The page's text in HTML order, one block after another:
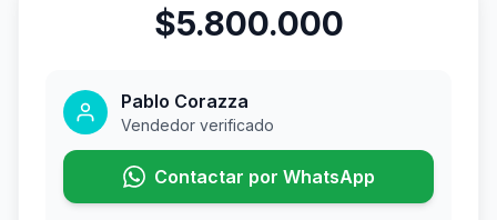
$5.800.000
Pablo Corazza
Vendedor verificado
Contactar por WhatsApp